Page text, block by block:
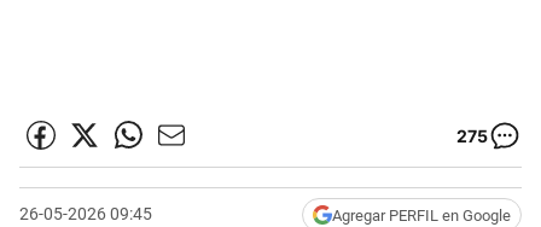
275
26-05-2026 09:45 Agregar PERFIL en Google